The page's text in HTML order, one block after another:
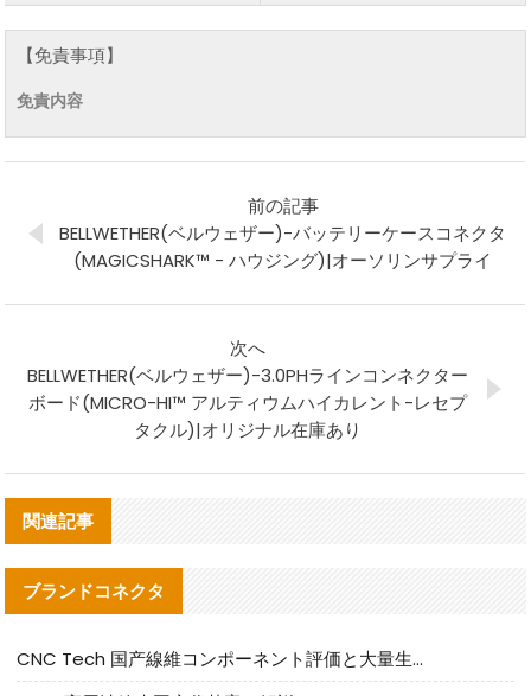
【免責事項】
免責内容
前の記事
BELLWETHER(ベルウェザー)-バッテリーケースコネクタ
(MAGICSHARK™ - ハウジング)|オーソリンサプライ
次へ
BELLWETHER(ベルウェザー)-3.0PHラインコンネクター
ボード(MICRO-HI™ アルティウムハイカレント-レセプ
タクル)|オリジナル在庫あり
関連記事
ブランドコネクタ
CNC Tech 国产線維コンポーネント評価と大量生産適合ガイド